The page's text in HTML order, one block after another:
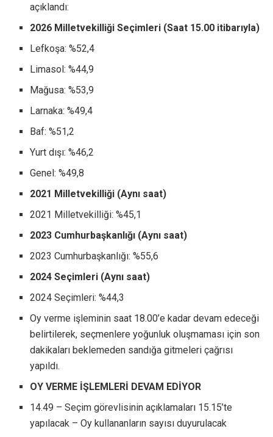
açıklandı:
2026 Milletvekilliği Seçimleri (Saat 15.00 itibarıyla)
Lefkoşa: %52,4
Limasol: %44,9
Mağusa: %53,9
Larnaka: %49,4
Baf: %51,2
Yurt dışı: %46,2
Genel: %49,8
2021 Milletvekilliği (Aynı saat)
2021 Milletvekilliği: %45,1
2023 Cumhurbaşkanlığı (Aynı saat)
2023 Cumhurbaşkanlığı: %55,6
2024 Seçimleri (Aynı saat)
2024 Seçimleri: %44,3
Oy verme işleminin saat 18.00’e kadar devam edeceği
belirtilerek, seçmenlere yoğunluk oluşmaması için son
dakikaları beklemeden sandığa gitmeleri çağrısı
yapıldı.
OY VERME İŞLEMLERİ DEVAM EDİYOR
14.49 – Seçim görevlisinin açıklamaları 15.15’te
yapılacak – Oy kullananların sayısı duyurulacak